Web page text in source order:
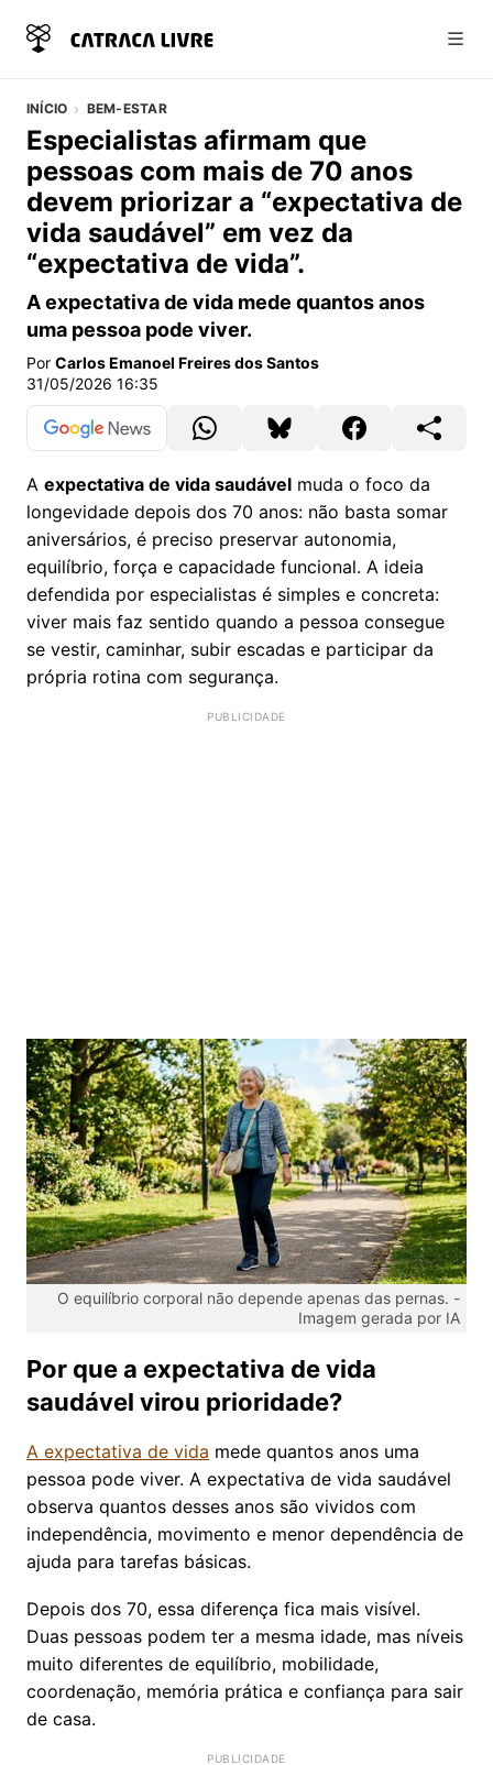
INÍCIO BEM-ESTAR
Especialistas afirmam que
pessoas com mais de 70 anos
devem priorizar a “expectativa de
vida saudável” em vez da
“expectativa de vida”.
A expectativa de vida mede quantos anos
uma pessoa pode viver.
Por Carlos Emanoel Freires dos Santos
31/05/2026 16:35
A expectativa de vida saudável muda o foco da
longevidade depois dos 70 anos: não basta somar
aniversários, é preciso preservar autonomia,
equilíbrio, força e capacidade funcional. A ideia
defendida por especialistas é simples e concreta:
viver mais faz sentido quando a pessoa consegue
se vestir, caminhar, subir escadas e participar da
própria rotina com segurança.
O equilíbrio corporal não depende apenas das pernas. -
Imagem gerada por IA
Por que a expectativa de vida
saudável virou prioridade?
A expectativa de vida mede quantos anos uma
pessoa pode viver. A expectativa de vida saudável
observa quantos desses anos são vividos com
independência, movimento e menor dependência de
ajuda para tarefas básicas.
Depois dos 70, essa diferença fica mais visível.
Duas pessoas podem ter a mesma idade, mas níveis
muito diferentes de equilíbrio, mobilidade,
coordenação, memória prática e confiança para sair
de casa.